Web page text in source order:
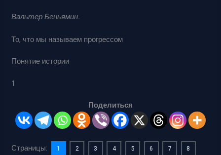
Вальтер Беньямин.
То, что мы называем прогрессом
Понятие истории
1
Поделиться
Страницы: 1 2 3 4 5 6 7
8